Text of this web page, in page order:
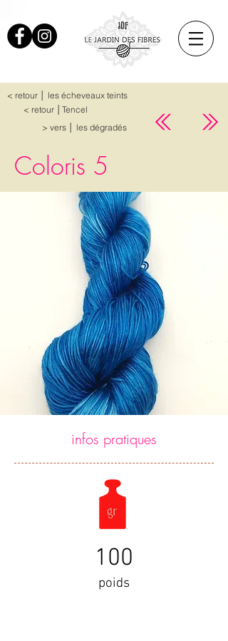
> vers │ les dégradés
< retour │Tencel
< retour │ les écheveaux teints
Coloris 5
infos pratiques
100
poids